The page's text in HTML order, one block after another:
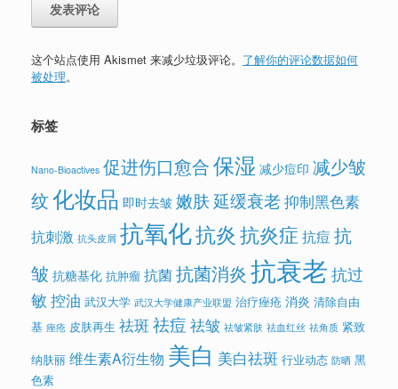
这个站点使用 Akismet 来减少垃圾评论。 了解你的评论数据如何
被处理。
标签
Nano-Bioactives 促进伤口愈合保湿 减少痘印 减少皱
纹化妆品 即时去皱嫩肤延缓衰老抑制黑色素
抗刺激 抗头皮屑 抗氧化抗炎抗炎症 抗痘 抗
皱 抗糖基化 抗肿瘤 抗菌抗菌消炎 抗衰老 抗过
敏 控油 武汉大学 武汉大学健康产业联盟 治疗痤疮 消炎 清除自由
基 痤疮 皮肤再生 祛斑 祛痘 祛皱 祛皱紧肤 祛血红丝 祛角质 紧致
纳肤丽 维生素A衍生物 美白 美白祛斑 行业动态 防晒 黑
色素